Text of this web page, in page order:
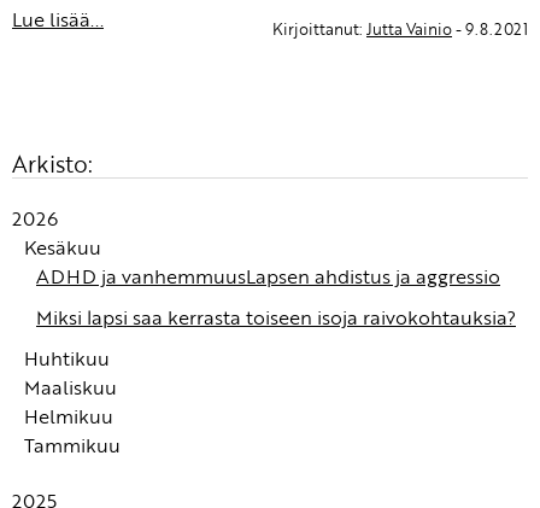
Lue lisää... Kirjoittanut: Jutta Vainio- 9.8.2021
Arkisto:
2026
Kesäkuu
ADHD ja vanhemmuusLapsen ahdistus ja aggressio
Miksi lapsi saa kerrasta toiseen isoja raivokohtauksia?
Huhtikuu
Turvan kokemus syntyy autonomisessa
hermostossamme
Maaliskuu
Alle 3-vuotiaan tunnekasvatus: Tunteiden
tunnistaminen ja nimeäminen ovat tunnetaitojen
Helmikuu
Fanni-tunnetaitowebinaari: Alle 3-vuotiaiden
Tammikuu
2025